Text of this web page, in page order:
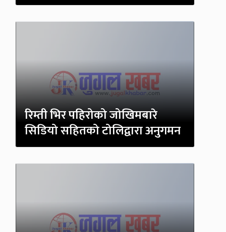
रिम्ती भिर पहिरोको जोखिमबारे
सिडियो सहितको टोलिद्वारा अनुगमन